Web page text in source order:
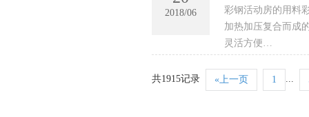
2018/06
彩钢活动房的用料
加热加压复合而成
灵活方便…
共1915记录 «上一页 1 ...